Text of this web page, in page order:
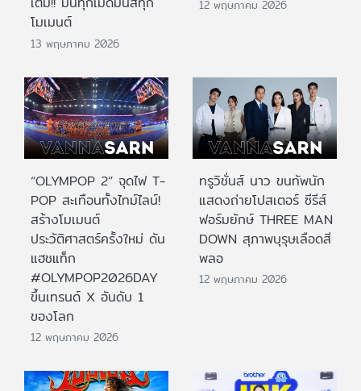
โมเมนต์
13 พฤษภาคม 2026
12 พฤษภาคม 2026
“OLYMPOP 2” จุดไฟ T-
POP สะเทือนทั้งไทม์ไลน์!
สร้างโมเมนต์
ประวัติศาสตร์ครั้งใหม่ ดัน
แฮชแท็ก
#OLYMPOP2026DAY
ขึ้นเทรนด์ X อันดับ 1
ของโลก
12 พฤษภาคม 2026
ทรูวิชั่นส์ นาว ขนทัพนัก
แสดงถ่ายโปสเตอร์ ซีรีส์
ฟอร์มยักษ์ THREE MAN
DOWN สุภาพบุรุษเลือดสี
พลอ
12 พฤษภาคม 2026